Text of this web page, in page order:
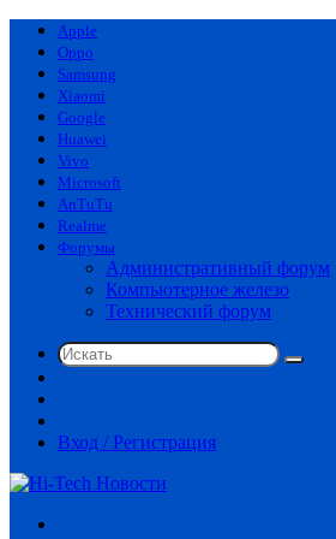
Apple
Oppo
Samsung
Xiaomi
Google
Huawei
Vivo
Microsoft
AnTuTu
Realme
Форумы
Административный форум
Компьютерное железо
Технический форум
Искать
статья
Вход / Регистрация